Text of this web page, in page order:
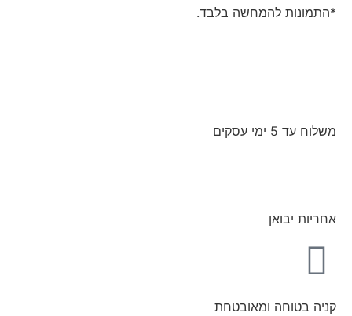
*התמונות להמחשה בלבד.
משלוח עד 5 ימי עסקים
אחריות יבואן
קניה בטוחה ומאובטחת